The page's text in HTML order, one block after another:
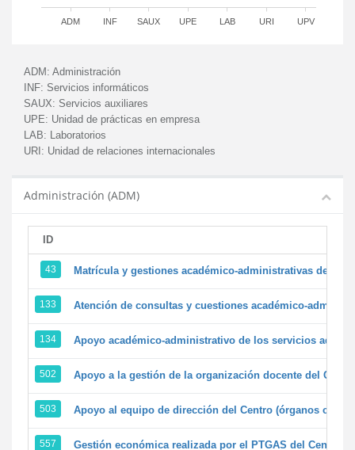
ADM INF SAUX UPE LAB URI UPV
ADM: Administración
INF: Servicios informáticos
SAUX: Servicios auxiliares
UPE: Unidad de prácticas en empresa
LAB: Laboratorios
URI: Unidad de relaciones internacionales
Administración (ADM)
ID
43 Matrícula y gestiones académico-administrativas de la
133 Atención de consultas y cuestiones académico-
134 Apoyo académico-administrativo de los servicios
502 Apoyo a la gestión de la organización docente del
503 Apoyo al equipo de dirección del Centro (órganos
557 Gestión económica realizada por el PTGAS del Centro